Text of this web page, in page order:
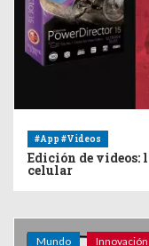
#App #Videos
Edición de videos:
celular
Mundo Innovación